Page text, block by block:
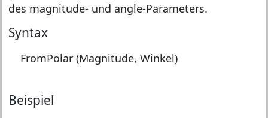
des magnitude- und angle-Parameters.
Syntax
FromPolar (Magnitude, Winkel)
Beispiel